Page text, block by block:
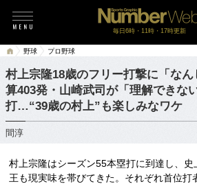
毎日6時・11時・17時更新
野球 プロ野球
村上宗隆18歳のフリー打撃に「な
算403発・山崎武司が「理解できな
打…“39歳の村上”も楽しみなワケ
間淳
村上宗隆はシーズン55本塁打に到達し、
王も現実味を帯びてきた。それぞれ首位打